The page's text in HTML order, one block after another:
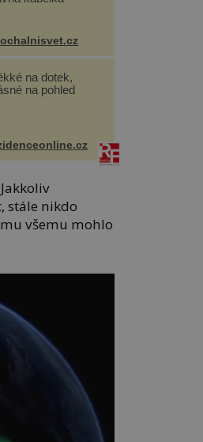
na dotek,
na pohled
stále nikdo
všemu mohlo